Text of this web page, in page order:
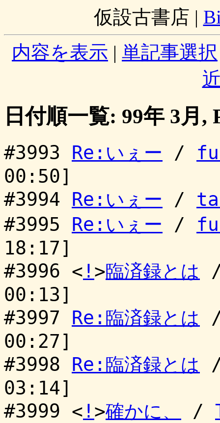
仮設古書店 |
内容を表示 | 単記事選択
日付順一覧: 99年 3月,
#3993 Re:いぇー /
00:50]
#3994 Re:いぇー /
#3995 Re:いぇー /
18:17]
#3996 < ! >臨済録とは
00:13]
#3997 Re:臨済録とは
00:27]
#3998 Re:臨済録とは
03:14]
#3999 < ! >確かに、 /